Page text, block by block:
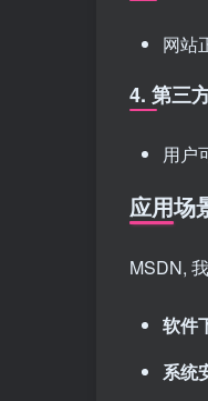
网站
4. 第三
用户
应用场
MSDN,
软件
系统